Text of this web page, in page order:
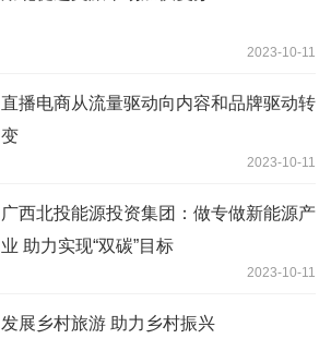
2023-10-11
直播电商从流量驱动向内容和品牌驱动转
变
2023-10-11
广西北投能源投资集团：做专做新能源产
业 助力实现“双碳”目标
2023-10-11
发展乡村旅游 助力乡村振兴